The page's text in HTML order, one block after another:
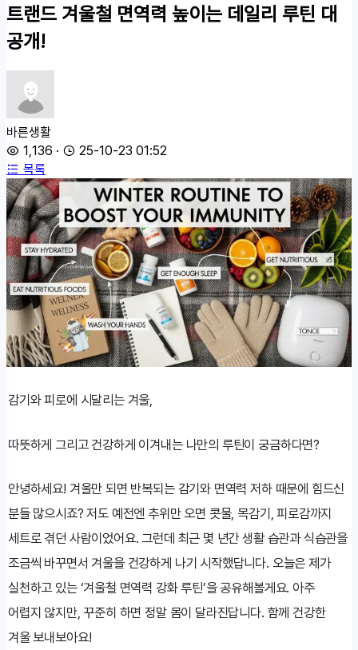
트랜드 겨울철 면역력 높이는 데일리 루틴 대
공개!
바른생활
1,136 ·
25-10-23 01:52
목록
감기와 피로에 시달리는 겨울,
따뜻하게 그리고 건강하게 이겨내는 나만의 루틴이 궁금하다면?
안녕하세요! 겨울만 되면 반복되는 감기와 면역력 저하 때문에 힘드신
분들 많으시죠? 저도 예전엔 추위만 오면 콧물, 목감기, 피로감까지
세트로 겪던 사람이었어요. 그런데 최근 몇 년간 생활 습관과 식습관을
조금씩 바꾸면서 겨울을 건강하게 나기 시작했답니다. 오늘은 제가
실천하고 있는 ‘겨울철 면역력 강화 루틴’을 공유해볼게요. 아주
어렵지 않지만, 꾸준히 하면 정말 몸이 달라진답니다. 함께 건강한
겨울 보내보아요!